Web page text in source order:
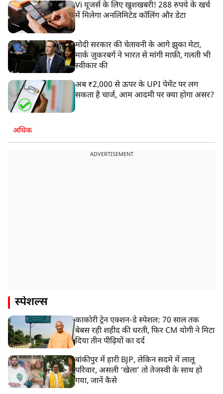
Vi यूजर्स के लिए खुशखबरी! 288 रुपये के खर्च
में मिलेगा अनलिमिटेड कॉलिंग और डेटा
मोदी सरकार की चेतावनी के आगे झुका मेटा,
मार्क ज़ुकरबर्ग ने भारत से मांगी माफ़ी, गलती भी
स्वीकार की
अब ₹2,000 से ऊपर के UPI पेमेंट पर लग
सकता है चार्ज, आम आदमी पर क्या होगा असर?
अधिक
ADVERTISEMENT
स्पेशल्स
काकोरी ट्रेन एक्शन-डे स्पेशल: 70 साल तक
बेबस रही शहीद की धरती, फिर CM योगी ने मिटा
दिया तीन पीढ़ियों का दर्द
बांकीपुर में हारी BJP, लेकिन सदमे में लालू
परिवार, असली ‘खेला’ तो तेजस्वी के साथ हो
गया, जानें कैसे